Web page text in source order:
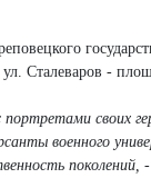
Сталеваров -
своих
военного
поколений,